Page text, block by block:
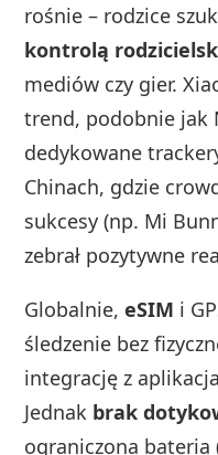
rośnie – rodzice
kontrolą
mediów czy gier.
trend, podobnie jak
dedykowane
Chinach, gdzie
sukcesy (np. Mi
zebrał pozytywne
Globalnie,eSIM i
śledzenie bez
integrację z
Jednak brak
ograniczona bateria